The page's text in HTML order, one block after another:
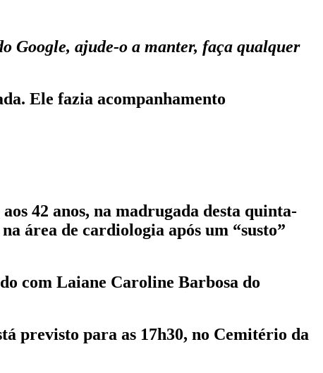
Google, ajude-o a manter, faça qualquer
Ele fazia acompanhamento
42 anos, na madrugada desta quinta-
área de cardiologia após um “susto”
com Laiane Caroline Barbosa do
previsto para as 17h30, no Cemitério da